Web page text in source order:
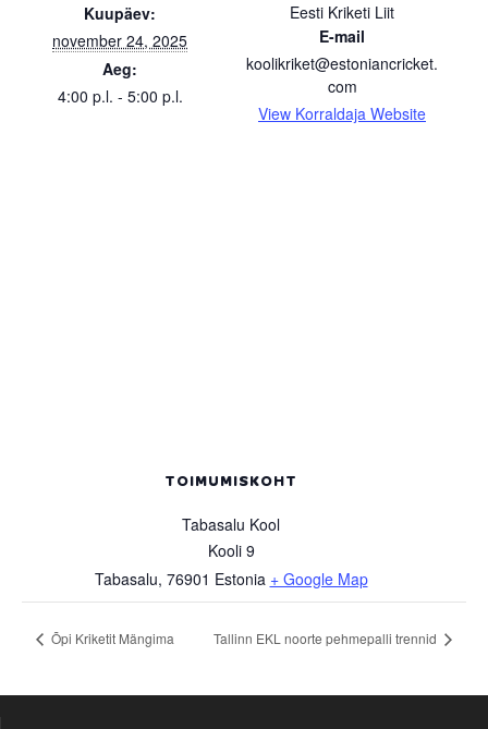
Kuupäev:
november 24, 2025
Aeg:
4:00 p.l. - 5:00 p.l.
Eesti Kriketi Liit
E-mail
koolikriket@estoniancricket.
com
View Korraldaja Website
TOIMUMISKOHT
Tabasalu Kool
Kooli 9
Tabasalu, 76901 Estonia + Google Map
Õpi Kriketit Mängima Tallinn EKL noorte pehmepalli trennid